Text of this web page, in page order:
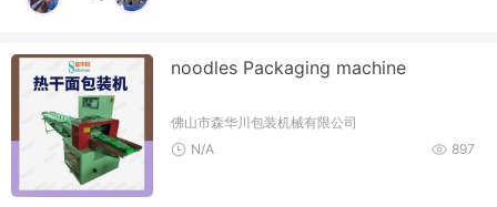
noodles Packaging machine
佛山市森华川包装机械有限公司
897
N/A